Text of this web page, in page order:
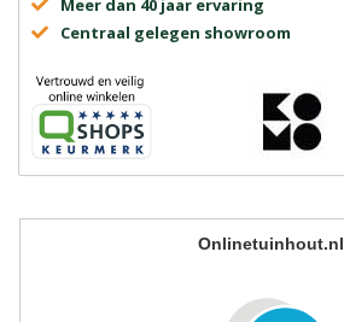
Meer dan 40 jaar ervaring
Centraal gelegen showroom
Onlinetuinhout.nl